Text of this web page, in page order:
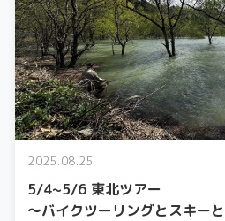
2025.08.25
5/4~5/6 東北ツアー
〜バイクツーリングとスキー